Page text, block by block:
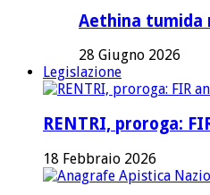
Aethina tumida
28 Giugno 2026
Legislazione
RENTRI, proroga:
18 Febbraio 2026